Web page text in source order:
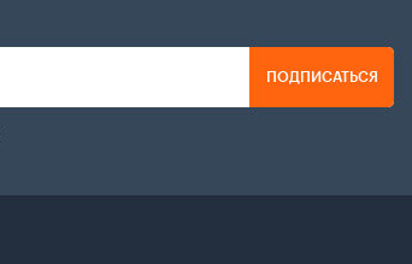
ПОДПИСАТЬСЯ